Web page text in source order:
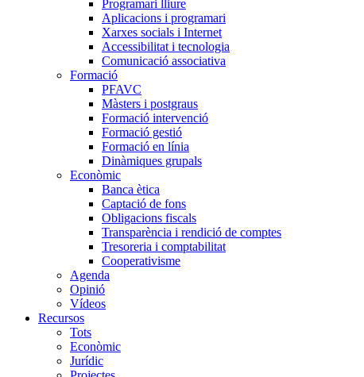
Programari lliure
Aplicacions i programari
Xarxes socials i Internet
Accessibilitat i tecnologia
Comunicació associativa
Formació
PFAVC
Màsters i postgraus
Formació intervenció
Formació gestió
Formació en línia
Dinàmiques grupals
Econòmic
Banca ètica
Captació de fons
Obligacions fiscals
Transparència i rendició de comptes
Tresoreria i comptabilitat
Cooperativisme
Agenda
Opinió
Vídeos
Recursos
Tots
Econòmic
Jurídic